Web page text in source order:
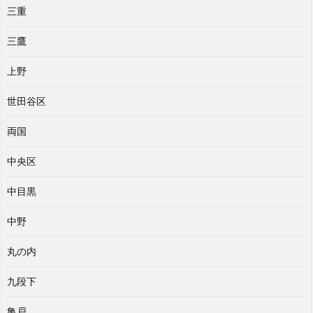
三重
三鷹
上野
世田谷区
両国
中央区
中目黒
中野
丸の内
九段下